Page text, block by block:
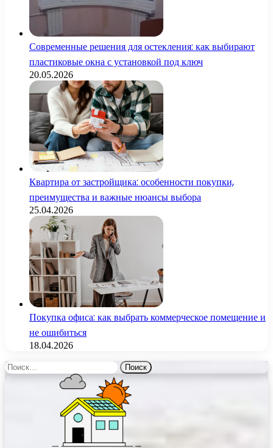
Современные решения для остекления: как выбирают
пластиковые окна с установкой под ключ
20.05.2026
Квартира от застройщика: особенности покупки,
преимущества и важные нюансы выбора
25.04.2026
Покупка офиса: как выбрать коммерческое помещение и
не ошибиться
18.04.2026
Найти: